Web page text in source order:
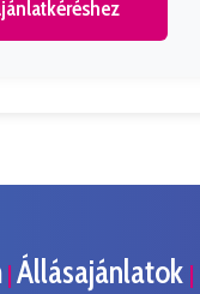
| Állásajánlatok |